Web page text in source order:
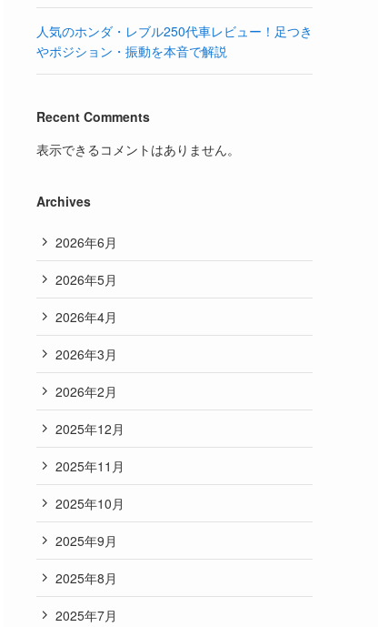
人気のホンダ・レブル250代車レビュー！足つき
やポジション・振動を本音で解説
Recent Comments
表示できるコメントはありません。
Archives
2026年6月
2026年5月
2026年4月
2026年3月
2026年2月
2025年12月
2025年11月
2025年10月
2025年9月
2025年8月
2025年7月